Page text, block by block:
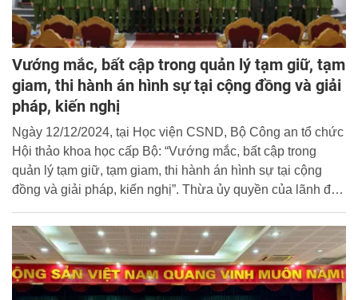
Vướng mắc, bất cập trong quản lý tạm giữ, tạm
giam, thi hành án hình sự tại cộng đồng và giải
pháp, kiến nghị
Ngày 12/12/2024, tại Học viện CSND, Bộ Công an tổ chức
Hội thảo khoa học cấp Bộ: “Vướng mắc, bất cập trong
quản lý tạm giữ, tạm giam, thi hành án hình sự tại cộng
đồng và giải pháp, kiến nghị”. Thừa ủy quyền của lãnh đạo
Cục trưởng Cục Cảnh sát quản lý tạm giữ, tạm giam và thi
hành án hình sự tại cộng đồng và đồng chí Trung tướng,
GS. TS Trần Minh Hưởng - Giám đốc Học viện CSND
đồng chủ trì Hội thảo.